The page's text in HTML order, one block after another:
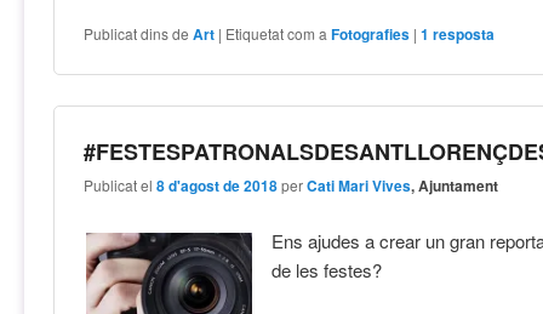
Publicat dins de Art | Etiquetat com a Fotografies |1 resposta
Publicat el8 d'agost de 2018 perCati Mari Vives, Ajuntament
Ens ajudes a crear un gran
de les festes?